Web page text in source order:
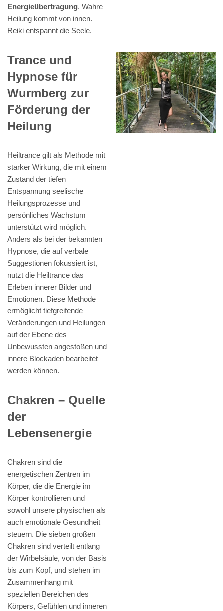
Energieübertragung. Wahre
Heilung kommt von innen.
Reiki entspannt die Seele.
Trance und
Hypnose für
Wurmberg zur
Förderung der
Heilung
Heiltrance gilt als Methode mit
starker Wirkung, die mit einem
Zustand der tiefen
Entspannung seelische
Heilungsprozesse und
persönliches Wachstum
unterstützt wird möglich.
Anders als bei der bekannten
Hypnose, die auf verbale
Suggestionen fokussiert ist,
nutzt die Heiltrance das
Erleben innerer Bilder und
Emotionen. Diese Methode
ermöglicht tiefgreifende
Veränderungen und Heilungen
auf der Ebene des
Unbewussten angestoßen und
innere Blockaden bearbeitet
werden können.
Chakren – Quelle
der
Lebensenergie
Chakren sind die
energetischen Zentren im
Körper, die die Energie im
Körper kontrollieren und
sowohl unsere physischen als
auch emotionale Gesundheit
steuern. Die sieben großen
Chakren sind verteilt entlang
der Wirbelsäule, von der Basis
bis zum Kopf, und stehen im
Zusammenhang mit
speziellen Bereichen des
Körpers, Gefühlen und inneren